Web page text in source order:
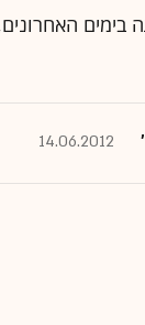
בימים
14.06.2012